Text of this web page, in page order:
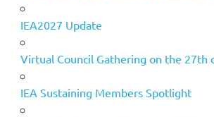
IEA2027 Update
Virtual Council Gathering on the 27th
IEA Sustaining Members Spotlight